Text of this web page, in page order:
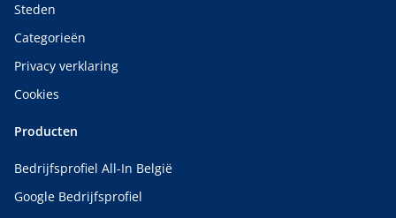
Steden
Categorieën
Privacy verklaring
Cookies
Producten
Bedrijfsprofiel All-In België
Google Bedrijfsprofiel